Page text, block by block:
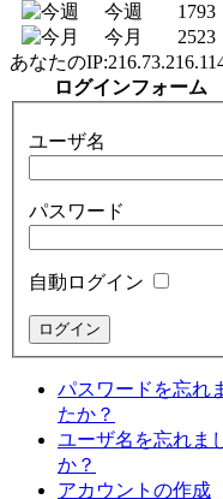
今週
1793
今月
2523
あなたのIP:
ログインフォーム
ユーザ名
パスワード
自動ログイン
パスワードを忘れ
たか？
ユーザ名を忘れま
か？
アカウントの作成